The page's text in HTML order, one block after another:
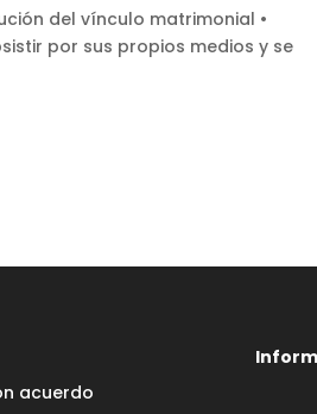
del vínculo matrimonial •
por sus propios medios y se
acuerdo